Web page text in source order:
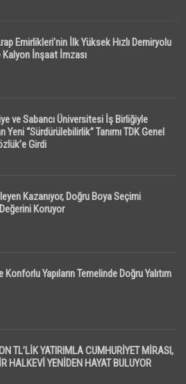
Emirlikleri’nin İlk Yüksek Hızlı Demiryolu
Kalyon İnşaat İmzası
ve Sabancı Üniversitesi İş Birliğiyle
Yeni “Sürdürülebilirlik” Tanımı TDK Genel
Girdi
Kazanıyor, Doğru Boya Seçimi
Koruyor
Konforlu Yapıların Temelinde Doğru Yalıtım
TL’LİK YATIRIMLA CUMHURİYET MİRASI,
HALKEVİ YENİDEN HAYAT BULUYOR